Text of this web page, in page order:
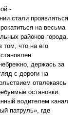
-
стали проявляться
на весьма
районов города.
том, что на его
держась за
с дороги на
отвлекаясь
остановки.
водителем канал
патруль», где